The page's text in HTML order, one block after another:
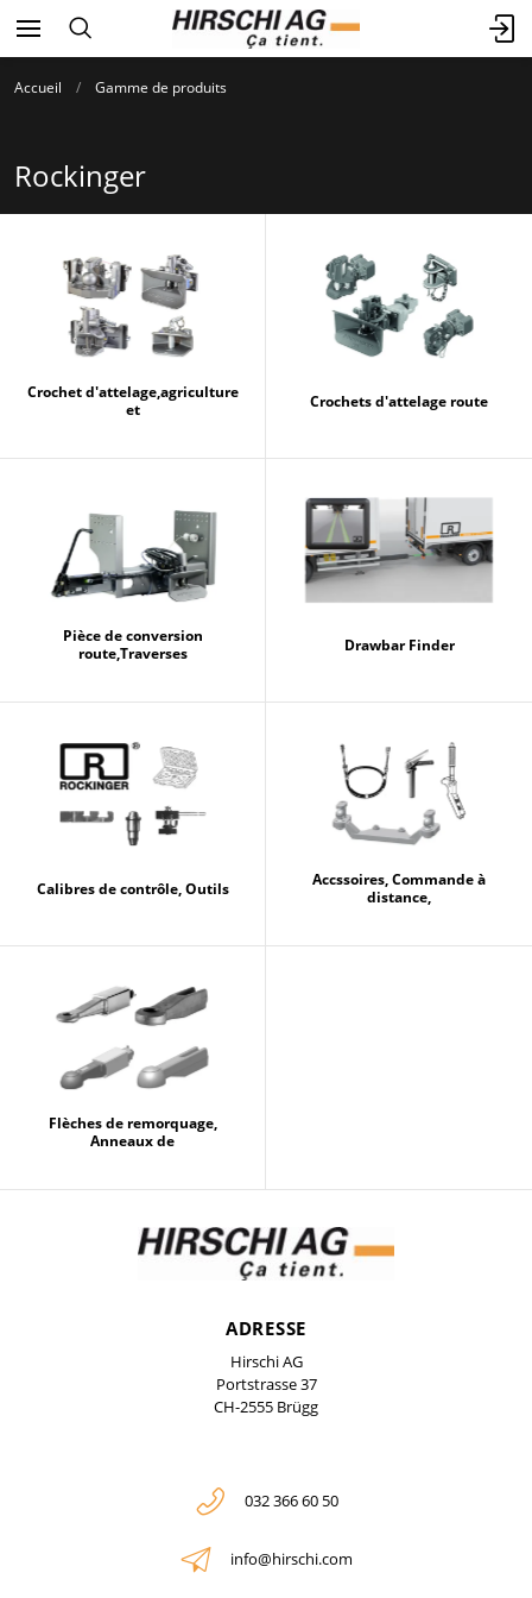
Accueil Gamme de produits
Rockinger
Crochet d'attelage,agriculture
et
Crochets d'attelage route
Pièce de conversion
route,Traverses
Drawbar Finder
Calibres de contrôle, Outils
Accssoires, Commande à
distance,
Flèches de remorquage,
Anneaux de
ADRESSE
Hirschi AG
Portstrasse 37
CH-2555 Brügg
032 366 60 50
info@hirschi.com